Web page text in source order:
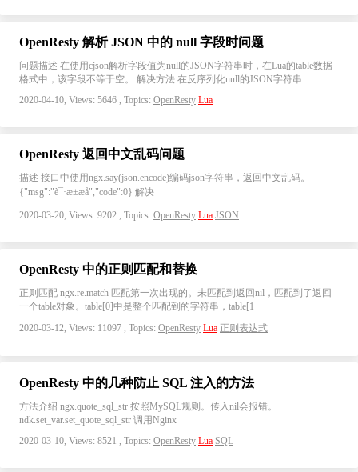
OpenResty 解析 JSON 中的 null 字段时问题
问题描述 在使用cjson解析字段值为null的JSON字符串时，在Lua的table数据
格式中，该字段不等于空。 解决方法 在反序列化null的JSON字符串
2020-04-10, Views: 5646 , Topics: OpenResty Lua
OpenResty 返回中文乱码问题
描述 接口中使用ngx.say(json.encode)编码json字符串，返回中文乱码。
{"msg":"è¯·æ±æå","code":0} 解决
2020-03-20, Views: 9202 , Topics: OpenResty Lua JSON
OpenResty 中的正则匹配和替换
正则匹配 ngx.re.match 匹配第一次出现的。未匹配到返回nil，匹配到了返回
一个table对象。table[0]中是整个匹配到的字符串，table[1
2020-03-12, Views: 11097 , Topics: OpenResty Lua 正则表达式
OpenResty 中的几种防止 SQL 注入的方法
方法介绍 ngx.quote_sql_str 按照MySQL规则。传入nil会报错。
ndk.set_var.set_quote_sql_str 调用Nginx
2020-03-10, Views: 8521 , Topics: OpenResty Lua SQL